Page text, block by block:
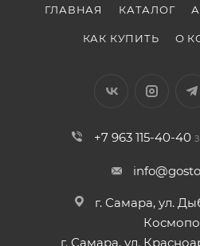
ГЛАВНАЯ КАТАЛОГ
КАК КУПИТЬ О
+7 963 115-40-40
г. Самара, ул.
г. Самара, ул.